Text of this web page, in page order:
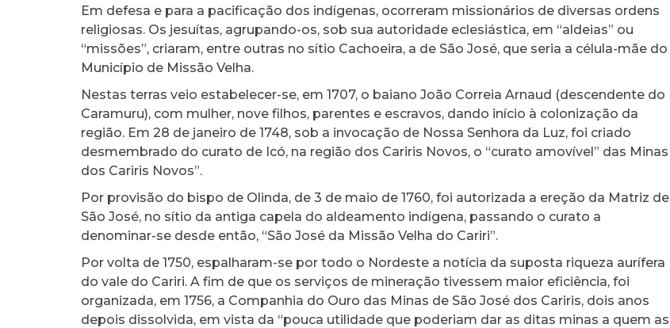
Em defesa e para a pacificação dos indígenas, ocorreram missionários de diversas ordens
religiosas. Os jesuítas, agrupando-os, sob sua autoridade eclesiástica, em “aldeias” ou
“missões”, criaram, entre outras no sítio Cachoeira, a de São José, que seria a célula-mãe do
Município de Missão Velha.
Nestas terras veio estabelecer-se, em 1707, o baiano João Correia Arnaud (descendente do
Caramuru), com mulher, nove filhos, parentes e escravos, dando início à colonização da
região. Em 28 de janeiro de 1748, sob a invocação de Nossa Senhora da Luz, foi criado
desmembrado do curato de Icó, na região dos Cariris Novos, o “curato amovível” das Minas
dos Cariris Novos”.
Por provisão do bispo de Olinda, de 3 de maio de 1760, foi autorizada a ereção da Matriz de
São José, no sítio da antiga capela do aldeamento indígena, passando o curato a
denominar-se desde então, “São José da Missão Velha do Cariri”.
Por volta de 1750, espalharam-se por todo o Nordeste a notícia da suposta riqueza aurífera
do vale do Cariri. A fim de que os serviços de mineração tivessem maior eficiência, foi
organizada, em 1756, a Companhia do Ouro das Minas de São José dos Cariris, dois anos
depois dissolvida, em vista da “pouca utilidade que poderiam dar as ditas minas a quem as